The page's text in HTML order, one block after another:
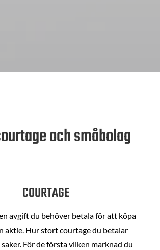
och småbolag
COURTAGE
avgift du behöver betala för att köpa
aktie. Hur stort courtage du betalar
För de första vilken marknad du